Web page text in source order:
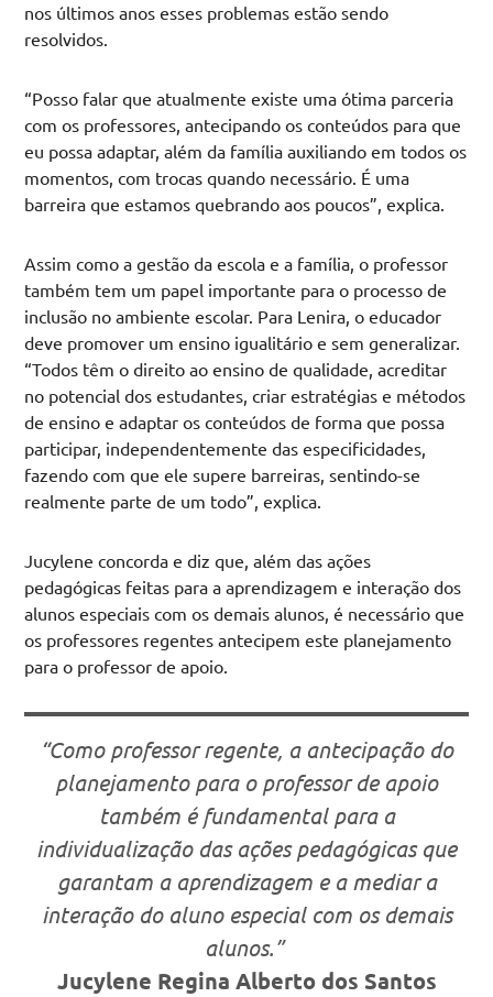
nos últimos anos esses problemas estão sendo
resolvidos.
“Posso falar que atualmente existe uma ótima parceria
com os professores, antecipando os conteúdos para que
eu possa adaptar, além da família auxiliando em todos os
momentos, com trocas quando necessário. É uma
barreira que estamos quebrando aos poucos”, explica.
Assim como a gestão da escola e a família, o professor
também tem um papel importante para o processo de
inclusão no ambiente escolar. Para Lenira, o educador
deve promover um ensino igualitário e sem generalizar.
“Todos têm o direito ao ensino de qualidade, acreditar
no potencial dos estudantes, criar estratégias e métodos
de ensino e adaptar os conteúdos de forma que possa
participar, independentemente das especificidades,
fazendo com que ele supere barreiras, sentindo-se
realmente parte de um todo”, explica.
Jucylene concorda e diz que, além das ações
pedagógicas feitas para a aprendizagem e interação dos
alunos especiais com os demais alunos, é necessário que
os professores regentes antecipem este planejamento
para o professor de apoio.
“Como professor regente, a antecipação do
planejamento para o professor de apoio
também é fundamental para a
individualização das ações pedagógicas que
garantam a aprendizagem e a mediar a
interação do aluno especial com os demais
alunos.”
Jucylene Regina Alberto dos Santos